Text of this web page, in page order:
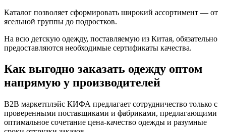
Каталог позволяет сформировать широкий ассортимент — от
ясельной группы до подростков.
На всю детскую одежду, поставляемую из Китая, обязательно
предоставляются необходимые сертификаты качества.
Как выгодно заказать одежду оптом
напрямую у производителей
B2B маркетплэйс КИФА предлагает сотрудничество только с
проверенными поставщиками и фабриками, предлагающими
оптимальное сочетание цена-качество одежды и разумные